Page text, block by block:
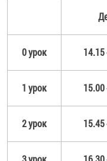
0 урок 14.15
1 урок 15.00
2 урок 15.45